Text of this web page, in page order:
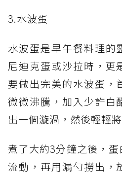
3.水波蛋
水波蛋是早午餐料理的
尼迪克蛋或沙拉時，更
要做出完美的水波蛋，
微微沸騰，加入少許白
出一個漩渦，然後輕輕
煮了大約3分鐘之後，
流動，再用漏勺撈出，